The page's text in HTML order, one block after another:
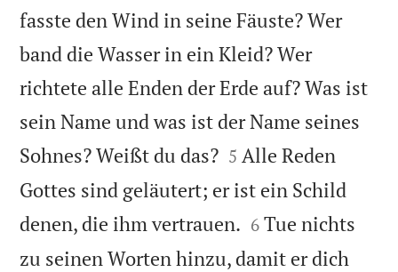
fasste den Wind in seine Fäuste? Wer
band die Wasser in ein Kleid? Wer
richtete alle Enden der Erde auf? Was ist
sein Name und was ist der Name seines
Sohnes? Weißt du das?
5 Alle Reden
Gottes sind geläutert; er ist ein Schild
denen, die ihm vertrauen. 

6 Tue nichts
zu seinen Worten hinzu, damit er dich